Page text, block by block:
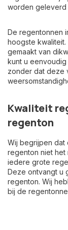
worden geleverd
De regentonnen
hoogste
gemaakt van
kunt u
zonder dat deze
Kwaliteit
regenton
Wij begrijpen dat
regenton niet het
iedere grote
Deze ontvangt u
regenton. Wij
bij de